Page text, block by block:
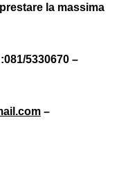
la massima
5330670 –
–